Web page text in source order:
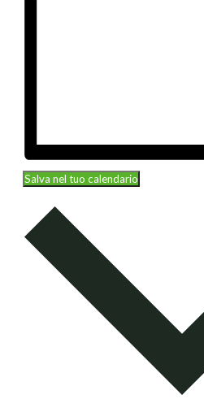
Salva nel tuo calendario